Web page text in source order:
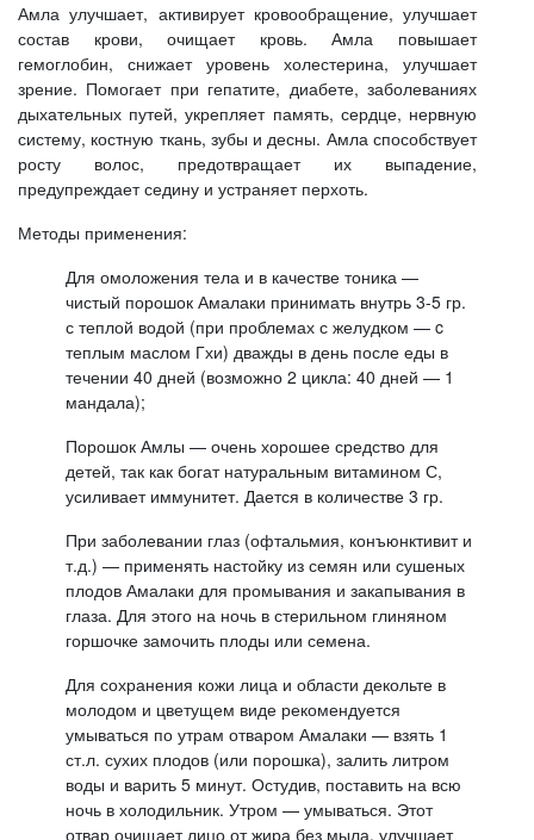
Амла улучшает, активирует кровообращение, улучшает
состав крови, очищает кровь. Амла повышает
гемоглобин, снижает уровень холестерина, улучшает
зрение. Помогает при гепатите, диабете, заболеваниях
дыхательных путей, укрепляет память, сердце, нервную
систему, костную ткань, зубы и десны. Амла способствует
росту волос, предотвращает их выпадение,
предупреждает седину и устраняет перхоть.
Методы применения:
Для омоложения тела и в качестве тоника —
чистый порошок Амалаки принимать внутрь 3-5 гр.
с теплой водой (при проблемах с желудком — c
теплым маслом Гхи) дважды в день после еды в
течении 40 дней (возможно 2 цикла: 40 дней — 1
мандала);
Порошок Амлы — очень хорошее средство для
детей, так как богат натуральным витамином С,
усиливает иммунитет. Дается в количестве 3 гр.
При заболевании глаз (офтальмия, конъюнктивит и
т.д.) — применять настойку из семян или сушеных
плодов Амалаки для промывания и закапывания в
глаза. Для этого на ночь в стерильном глиняном
горшочке замочить плоды или семена.
Для сохранения кожи лица и области декольте в
молодом и цветущем виде рекомендуется
умываться по утрам отваром Амалаки — взять 1
ст.л. сухих плодов (или порошка), залить литром
воды и варить 5 минут. Остудив, поставить на всю
ночь в холодильник. Утром — умываться. Этот
отвар очищает лицо от жира без мыла, улучшает